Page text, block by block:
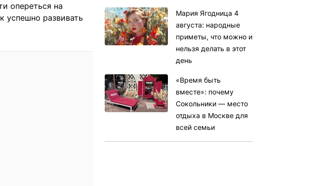
опереться на
успешно развивать
Мария Ягодница 4
августа: народные
приметы, что можно и
нельзя делать в этот
день
«Время быть
вместе»: почему
Сокольники — место
отдыха в Москве для
всей семьи